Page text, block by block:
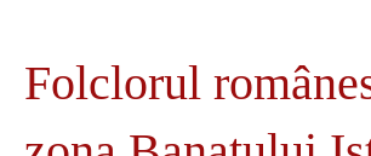
Folclorul